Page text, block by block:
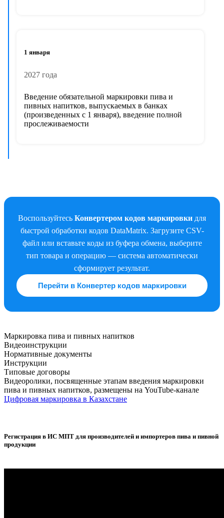
1 января
2027 года
Введение обязательной маркировки пива и
пивных напитков, выпускаемых в банках
(произведенных с 1 января), введение полной
прослеживаемости
Воспользуйтесь Конвертером кодов маркировки для
быстрой обработки кодов DataMatrix. Загрузите CSV-
файл или вставьте коды из буфера обмена, выберите
тип товара и операцию — система автоматически
сформирует результат.
Перейти в Конвертер кодов маркировки
Маркировка пива и пивных напитков
Видеоинструкции
Нормативные документы
Инструкции
Типовые договоры
Видеоролики, посвященные этапам введения маркировки
пива и пивных напитков, размещены на YouTube-канале
Цифровая маркировка в Казахстане
Регистрация в ИС МПТ для производителей и импортеров пива и пивной
продукции